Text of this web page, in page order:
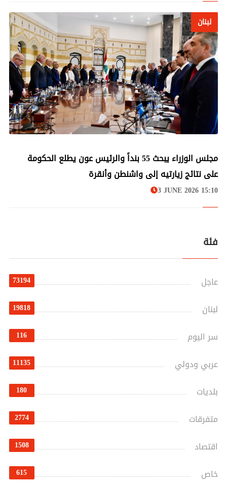
فئة
عاجل 73194
لبنان 19818
سر اليوم 116
عربي ودولي 11135
بلديات 180
متفرقات 2774
اقتصاد 1508
خاص 615
لبنان
مجلس الوزراء يبحث 55 بنداً والرئيس عون يطلع الحكومة
على نتائج زيارتيه إلى واشنطن وأنقرة
3 JUNE 2026 15:10